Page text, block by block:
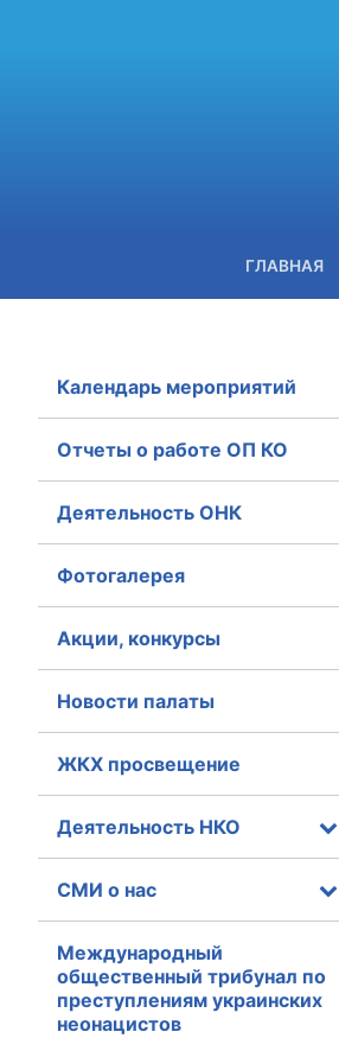
ГЛАВНАЯ
Календарь мероприятий
Отчеты о работе ОП КО
Деятельность ОНК
Фотогалерея
Акции, конкурсы
Новости палаты
ЖКХ просвещение
Деятельность НКО
СМИ о нас
Международный
общественный трибунал по
преступлениям украинских
неонацистов